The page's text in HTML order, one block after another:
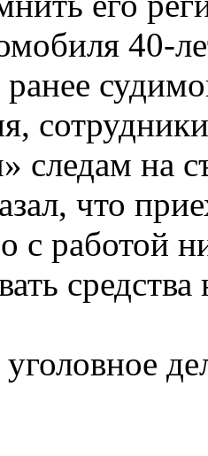
40-
ранее
следам на
что
с работой